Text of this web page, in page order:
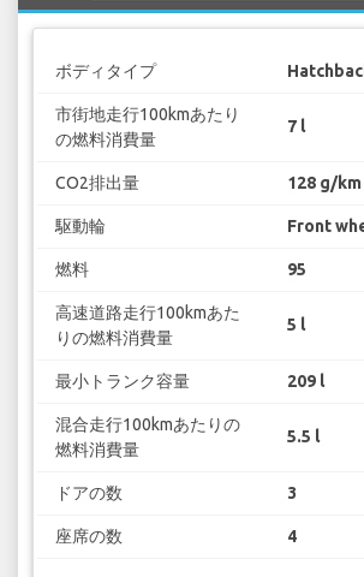
ボディタイプ
市街地走行100kmあたり
の燃料消費量
7 l
CO2排出量 128 g/km
駆動輪 Front
燃料 95
高速道路走行100kmあた
りの燃料消費量
5 l
最小トランク容量 209 l
混合走行100kmあたりの
燃料消費量
5.5 l
ドアの数 3
座席の数 4